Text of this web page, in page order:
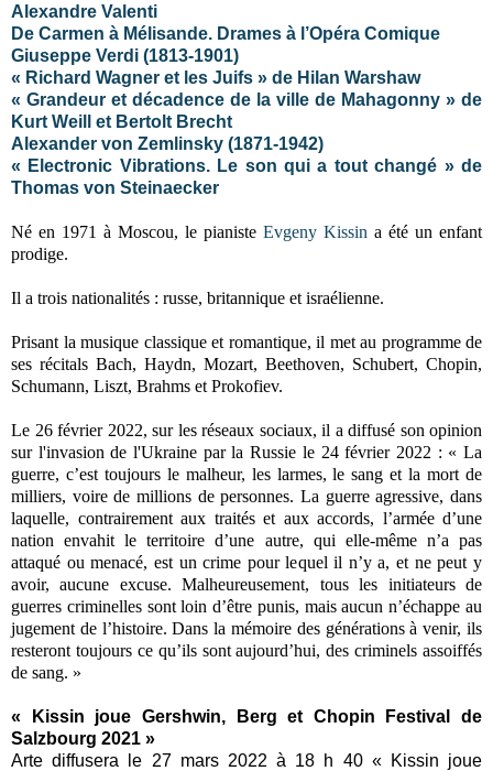
Alexandre Valenti
De Carmen à Mélisande. Drames à l’Opéra Comique
Giuseppe Verdi (1813-1901)
« Richard Wagner et les Juifs » de Hilan Warshaw
« Grandeur et décadence de la ville de Mahagonny » de
Kurt Weill et Bertolt Brecht
Alexander von Zemlinsky (1871-1942)
« Electronic Vibrations. Le son qui a tout changé » de
Thomas von Steinaecker
Né en 1971 à Moscou, le pianiste Evgeny Kissin a été un enfant
prodige.
Il a trois nationalités : russe, britannique et israélienne.
Prisant la musique classique et romantique, il met au programme de
ses récitals Bach, Haydn, Mozart, Beethoven, Schubert, Chopin,
Schumann, Liszt, Brahms et Prokofiev.
Le 26 février 2022, sur les réseaux sociaux, il a diffusé son opinion
sur l'invasion de l'Ukraine par la Russie le 24 février 2022 : « La
guerre, c’est toujours le malheur, les larmes, le sang et la mort de
milliers, voire de millions de personnes. La guerre agressive, dans
laquelle, contrairement aux traités et aux accords, l’armée d’une
nation envahit le territoire d’une autre, qui elle-même n’a pas
attaqué ou menacé, est un crime pour lequel il n’y a, et ne peut y
avoir, aucune excuse. Malheureusement, tous les initiateurs de
guerres criminelles sont loin d’être punis, mais aucun n’échappe au
jugement de l’histoire. Dans la mémoire des générations à venir, ils
resteront toujours ce qu’ils sont aujourd’hui, des criminels assoiffés
de sang. »
« Kissin joue Gershwin, Berg et Chopin Festival de
Salzbourg 2021 »
Arte diffusera le 27 mars 2022 à 18 h 40 « Kissin joue